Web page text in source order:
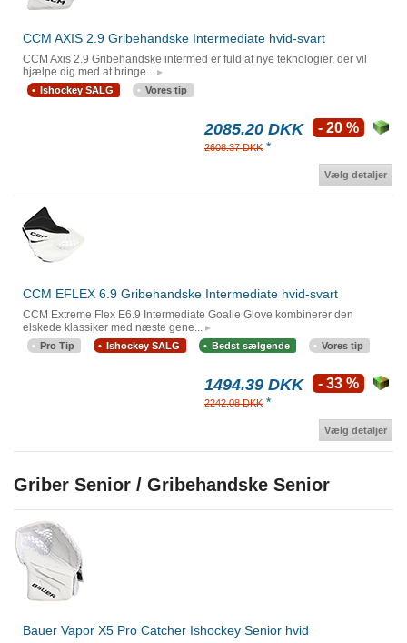
CCM AXIS 2.9 Gribehandske Intermediate hvid-svart
CCM Axis 2.9 Gribehandske intermed er fuld af nye teknologier, der vil
hjælpe dig med at bringe...
Ishockey SALG Vores tip
2085.20 DKK
2608.37 DKK *
- 20 %
Vælg detaljer
CCM EFLEX 6.9 Gribehandske Intermediate hvid-svart
CCM Extreme Flex E6.9 Intermediate Goalie Glove kombinerer den
elskede klassiker med næste gene...
Pro Tip Ishockey SALG Bedst sælgende Vores tip
1494.39 DKK
2242.08 DKK *
- 33 %
Vælg detaljer
Griber Senior / Gribehandske Senior
Bauer Vapor X5 Pro Catcher Ishockey Senior hvid